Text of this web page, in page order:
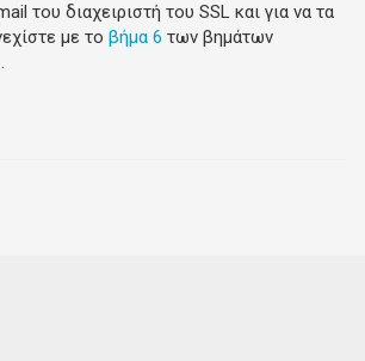
του διαχειριστή του SSL και για να τα
με το βήμα 6 των βημάτων